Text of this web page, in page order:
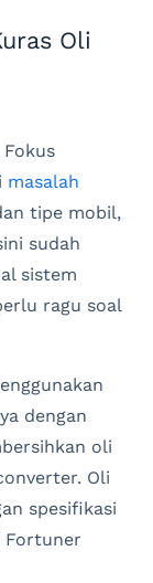
Oli
masalah
tipe mobil,
sudah
sistem
ragu soal
dengan
oli
Oli
spesifikasi
Fortuner